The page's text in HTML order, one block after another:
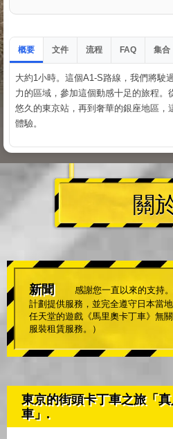
概要 文件 流程 FAQ 集合
大約1小時。這個A1-S路線，我們將駛
力的區域，參加這個動感十足的旅程。
悠久的東京站，再到奢華的銀座地區，
體驗。
關
新聞
感謝您一直以來的支持
計劃提供服務，並完全遵守日本當
任天堂的遊戲《馬里奧卡丁車》無
服裝租賃服務。）
東京的街頭卡丁車之旅「
車」.